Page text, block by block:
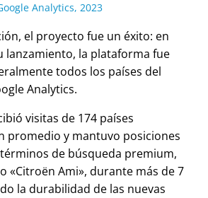
Analytics, 2023
el proyecto fue un éxito: en
lanzamiento, la plataforma fue
todos los países del
Analytics.
visitas de 174 países
promedio y mantuvo posiciones
de búsqueda premium,
Citroën Ami , durante más de 7
la durabilidad de las nuevas